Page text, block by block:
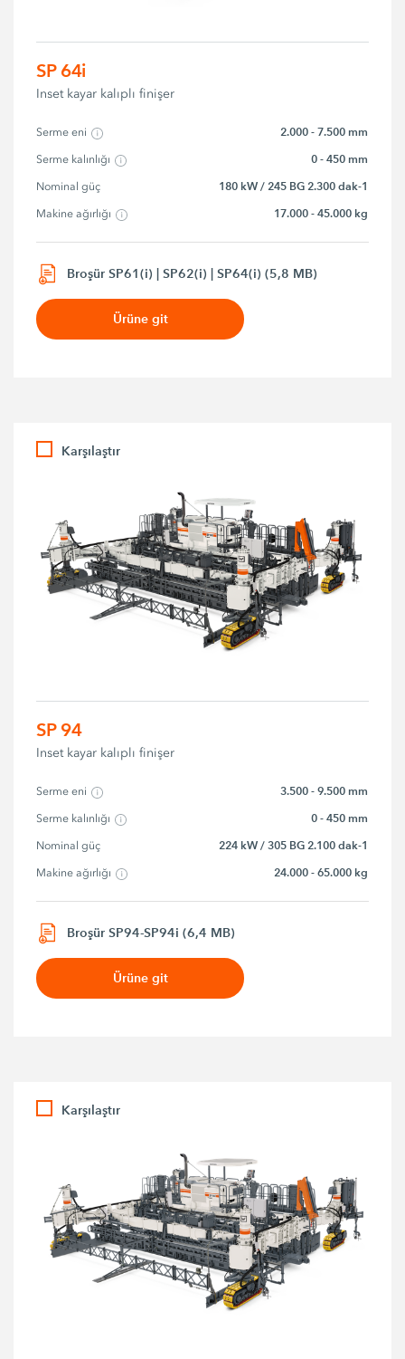
SP 64i
Inset kayar kalıplı finişer
Serme eni 2.000 - 7.500 mm
Serme kalınlığı 0 - 450 mm
Nominal güç 180 kW / 245 BG 2.300 dak-1
Makine ağırlığı 17.000 - 45.000 kg
Broşür SP61(i) | SP62(i) | SP64(i) (5,8 MB)
Ürüne git
Karşılaştır
SP 94
Inset kayar kalıplı finişer
Serme eni 3.500 - 9.500 mm
Serme kalınlığı 0 - 450 mm
Nominal güç 224 kW / 305 BG 2.100 dak-1
Makine ağırlığı 24.000 - 65.000 kg
Broşür SP94-SP94i (6,4 MB)
Ürüne git
Karşılaştır